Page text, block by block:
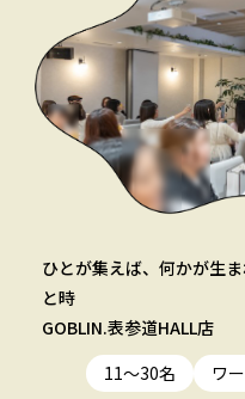
ひとが集えば、何かが生
と時
GOBLIN.表参道HALL店
11〜30名
ワ